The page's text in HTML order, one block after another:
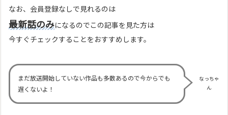
なお、会員登録なしで見れるのは
最新話のみになるのでこの記事を見た方は
今すぐチェックすることをおすすめします。
なっちゃ
ん
まだ放送開始していない作品も多数あるので今からでも
遅くないよ！